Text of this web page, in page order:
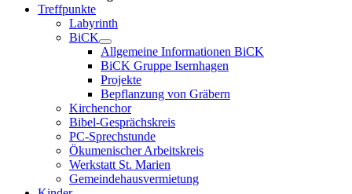
Treffpunkte
Labyrinth
BiCK
Allgemeine Informationen BiCK
BiCK Gruppe Isernhagen
Projekte
Bepflanzung von Gräbern
Kirchenchor
Bibel-Gesprächskreis
PC-Sprechstunde
Ökumenischer Arbeitskreis
Werkstatt St. Marien
Gemeindehausvermietung